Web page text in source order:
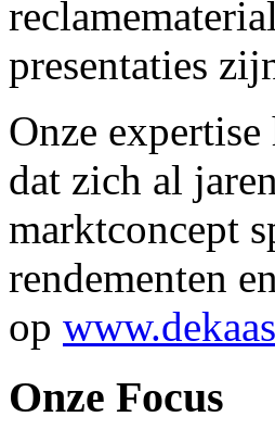
presentaties
Onze
dat zich al
marktconcept
rendementen
op
Onze Focus